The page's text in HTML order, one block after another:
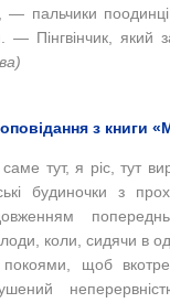
— пальчики
— Пінгвінчик, який
з книги
саме тут, я ріс, тут
будиночки з
коли, сидячи в
покоями, щоб вкотре